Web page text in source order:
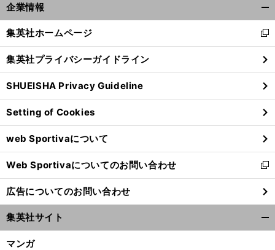
企業情報
閉
る
集英社ホームページ
新
し
い
ウ
ィ
ン
ド
ウ
で
開
く
集英社プライバシーガイドライン
SHUEISHA Privacy Guideline
Setting of Cookies
web Sportivaについて
Web Sportivaについてのお問い合わせ
新
し
い
ウ
ィ
ン
広告についてのお問い合わせ
集英社サイト
マンガ